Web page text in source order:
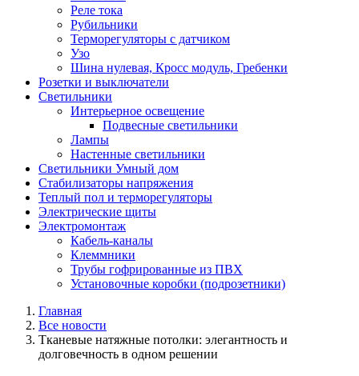
Реле тока
Рубильники
Терморегуляторы с датчиком
Узо
Шина нулевая, Кросс модуль, Гребенки
Розетки и выключатели
Светильники
Интерьерное освещение
Подвесные светильники
Лампы
Настенные светильники
Светильники Умный дом
Стабилизаторы напряжения
Теплый пол и терморегуляторы
Электрические щиты
Электромонтаж
Кабель-каналы
Клеммники
Трубы гофрированные из ПВХ
Установочные коробки (подрозетники)
Главная
Все новости
Тканевые натяжные потолки: элегантность и
долговечность в одном решении